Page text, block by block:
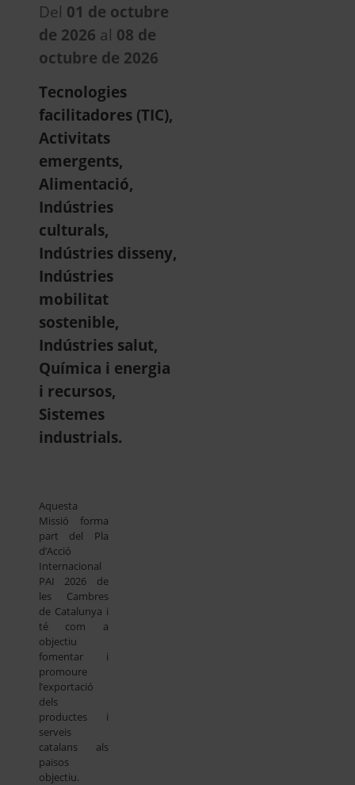
Del 01 de octubre
de 2026 al 08 de
octubre de 2026
Tecnologies
facilitadores (TIC),
Activitats
emergents,
Alimentació,
Indústries
culturals,
Indústries disseny,
Indústries
mobilitat
sostenible,
Indústries salut,
Química i energia
i recursos,
Sistemes
industrials.
Aquesta
Missió forma
part del Pla
d’Acció
Internacional
PAI 2026 de
les Cambres
de Catalunya i
té com a
objectiu
fomentar i
promoure
l’exportació
dels
productes i
serveis
catalans als
països
objectiu.